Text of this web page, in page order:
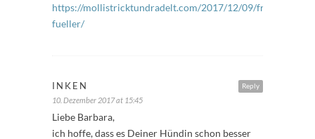
https://mollistricktundradelt.com/2017/12/09/freitags-
fueller/
Reply
INKEN
10. Dezember 2017 at 15:45
Liebe Barbara,
ich hoffe, dass es Deiner Hündin schon besser